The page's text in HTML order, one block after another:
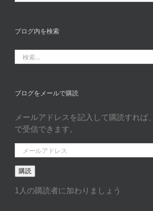
ロ
カ
ゴ
リ
ブログ内を検索
索
ブログをメールで購読
メールアドレスを記入して購読すれば
で受信できます。
ー
ル
ド
購読
1人の購読者に加わりましょう